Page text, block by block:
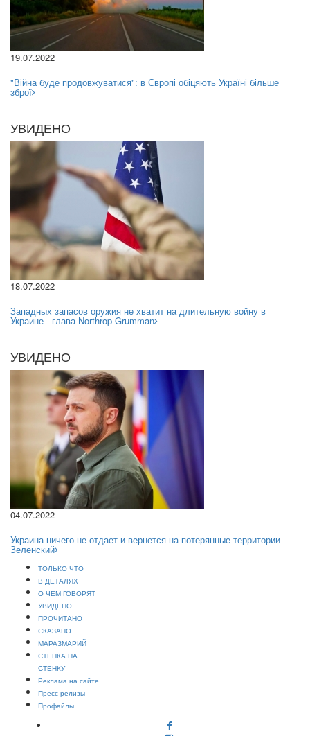
19.07.2022
"Війна буде продовжуватися": в Європі обіцяють Україні більше
зброї
УВИДЕНО
18.07.2022
Западных запасов оружия не хватит на длительную войну в
Украине - глава Northrop Grumman
УВИДЕНО
04.07.2022
Украина ничего не отдает и вернется на потерянные территории -
Зеленский
ТОЛЬКО ЧТО
В ДЕТАЛЯХ
О ЧЕМ ГОВОРЯТ
УВИДЕНО
ПРОЧИТАНО
СКАЗАНО
МАРАЗМАРИЙ
СТЕНКА НА
СТЕНКУ
Реклама на сайте
Пресс-релизы
Профайлы